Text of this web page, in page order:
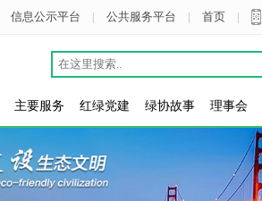
信息公示平台 | 公共服务平台 | 首页 |
主要服务 红绿党建 绿协故事 理事会